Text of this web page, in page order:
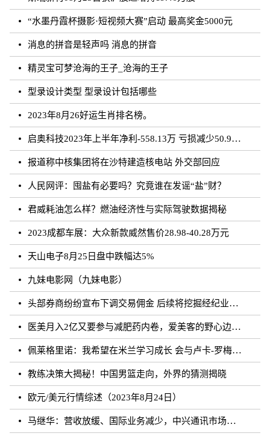
“水墨丹霞杯摄影·短视频大赛”启动 最高奖金5000元
消息的拼音是轻声吗 消息的拼音
精灵宝可梦沧海的王子_沧海的王子
型录设计类型 型录设计包括哪些
2023年8月26好运生肖排名榜。
启奥科技2023年上半年净利-558.13万 亏损减少50.91%
报道称中核集团将在沙特建造核电站 外交部回应
人民网评：囤盐有必要吗？究竟谁在发谣“盐”财？
君威耗油怎么样？燃油经济性与实际驾驶数据揭秘
2023成都车展：大众新款威然售价28.98-40.28万元
天山电子8月25日盘中跌幅达5%
九妹电影网（九妹电影）
头部券商纷纷宣布下调交易佣金 后续将挖掘经纪业务佣金降费潜力
医美月入2亿又要参与减肥药内卷，爱美客的野心边界在哪？
佩莱格里诺：我希望在米兰学习成长 会与卢卡-罗梅罗团结互助
教练决策大揭秘！中国男篮走向，外界的猜测揭晓
欧元/美元行情综述（2023年8月24日）
马继华：营收放缓、国际业务减少，中兴通讯市场重心向国内靠拢？